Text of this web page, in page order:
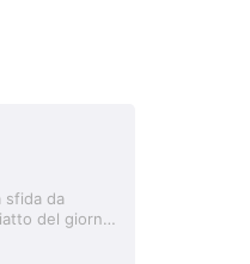
sfida da
del giorno.